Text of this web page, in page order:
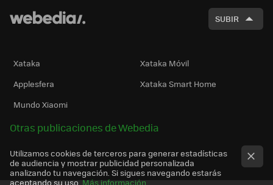
SUBIR
Xataka
Xataka Móvil
Applesfera
Xataka Smart Home
Mundo Xiaomi
Otras publicaciones de Webedia
Utilizamos cookies de terceros para generar estadísticas
de audiencia y mostrar publicidad personalizada
analizando tu navegación. Si sigues navegando estarás
aceptando su uso. Más información